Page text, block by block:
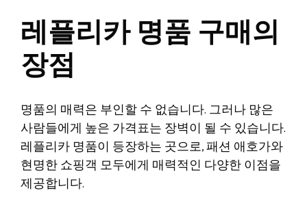
레플리카 명품 구매의
장점
명품의 매력은 부인할 수 없습니다. 그러나 많은
사람들에게 높은 가격표는 장벽이 될 수 있습니다.
레플리카 명품이 등장하는 곳으로, 패션 애호가와
현명한 쇼핑객 모두에게 매력적인 다양한 이점을
제공합니다.